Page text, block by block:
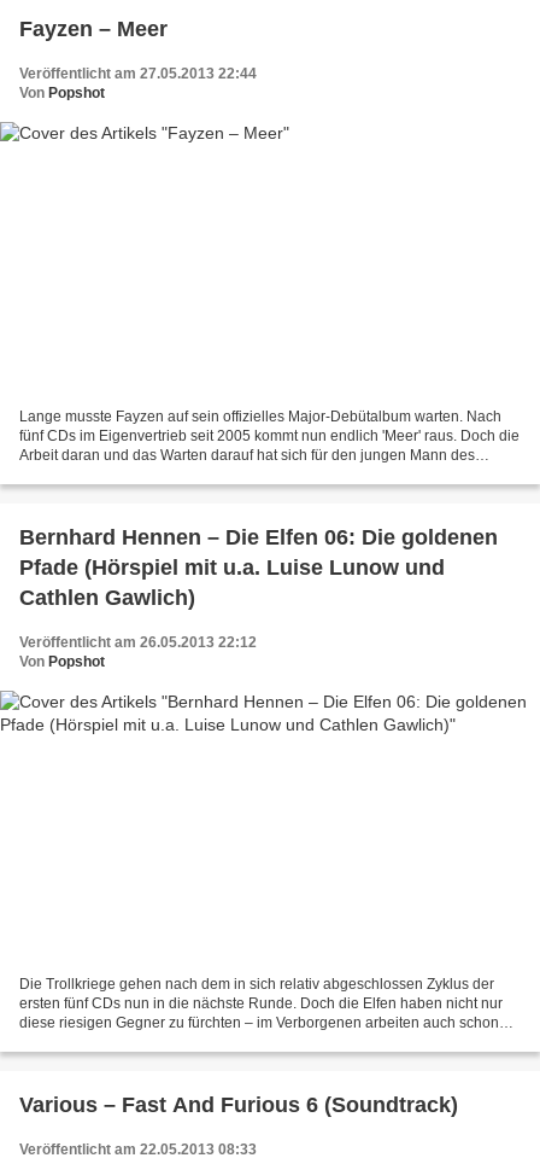
Fayzen – Meer
Veröffentlicht am 27.05.2013 22:44
Von Popshot
Lange musste Fayzen auf sein offizielles Major-Debütalbum warten. Nach
fünf CDs im Eigenvertrieb seit 2005 kommt nun endlich 'Meer' raus. Doch die
Arbeit daran und das Warten darauf hat sich für den jungen Mann des
Bernhard Hennen – Die Elfen 06: Die goldenen
Pfade (Hörspiel mit u.a. Luise Lunow und
Cathlen Gawlich)
Veröffentlicht am 26.05.2013 22:12
Von Popshot
Die Trollkriege gehen nach dem in sich relativ abgeschlossen Zyklus der
ersten fünf CDs nun in die nächste Runde. Doch die Elfen haben nicht nur
diese riesigen Gegner zu fürchten – im Verborgenen arbeiten auch schon
Various – Fast And Furious 6 (Soundtrack)
Veröffentlicht am 22.05.2013 08:33